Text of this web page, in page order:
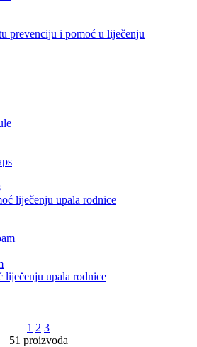
prevenciju i pomoć u liječenju
liječenju upala rodnice
liječenju upala rodnice
1 2 3
51 proizvoda